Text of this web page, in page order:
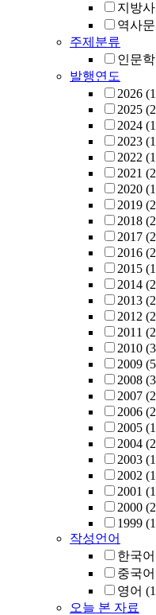
지방
역사
주제분류
인문학
발행연도
2026
2025
2024
2023
2022
2021
2020
2019
2018
2017
2016
2015
2014
2013
2012
2011
2010
2009
2008
2007
2006
2005
2004
2003
2002
2001
2000
1999
작성언어
한국어
중국어
영어
오늘 본 자료